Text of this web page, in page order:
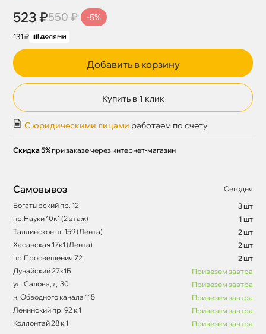
523 ₽550 ₽ -5%
131 ₽
Добавить в корзину
Купить в 1 клик
С юридическими лицами работаем по счету
Скидка 5% при заказе через интернет-магазин
Самовывоз
Сегодня
Богатырский пр. 12
3 шт
пр.Науки 10к1 (2 этаж)
1 шт
Таллинское ш. 159 (Лента)
2 шт
Хасанская 17к1 (Лента)
2 шт
пр.Просвещения 72
2 шт
Дунайский 27к1Б
Привезем завтра
ул. Салова, д. 30
Привезем завтра
н. Обводного канала 115
Привезем завтра
Ленинский пр. 92 к.1
Привезем завтра
Коллонтай 28 к.1
Привезем завтра